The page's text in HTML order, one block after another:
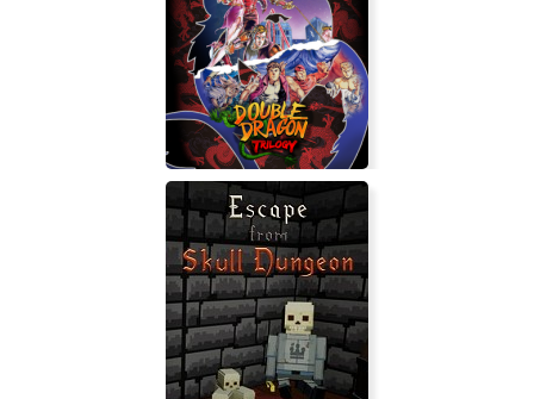
CardLife: Creative Survival
Double Dragon Trilogy